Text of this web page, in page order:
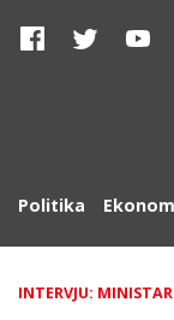
Politika
INTERVJU: